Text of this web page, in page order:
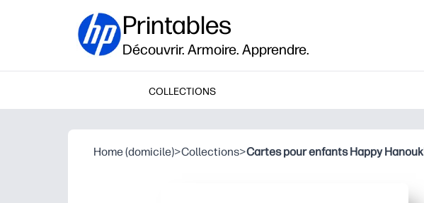
Printables
Découvrir. Armoire. Apprendre.
COLLECTIONS
Home (domicile)>Collections>Cartes pour enfants Happy